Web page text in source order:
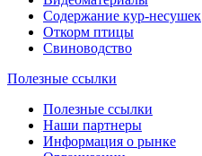
Содержание кур-несушек
Откорм птицы
Свиноводство
Полезные ссылки
Полезные ссылки
Наши партнеры
Информация о рынке